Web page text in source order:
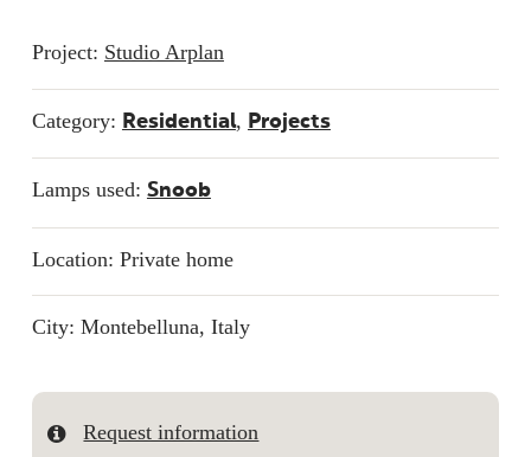
Project: Studio Arplan
Category: Residential, Projects
Lamps used: Snoob
Location: Private home
City: Montebelluna, Italy
Request information